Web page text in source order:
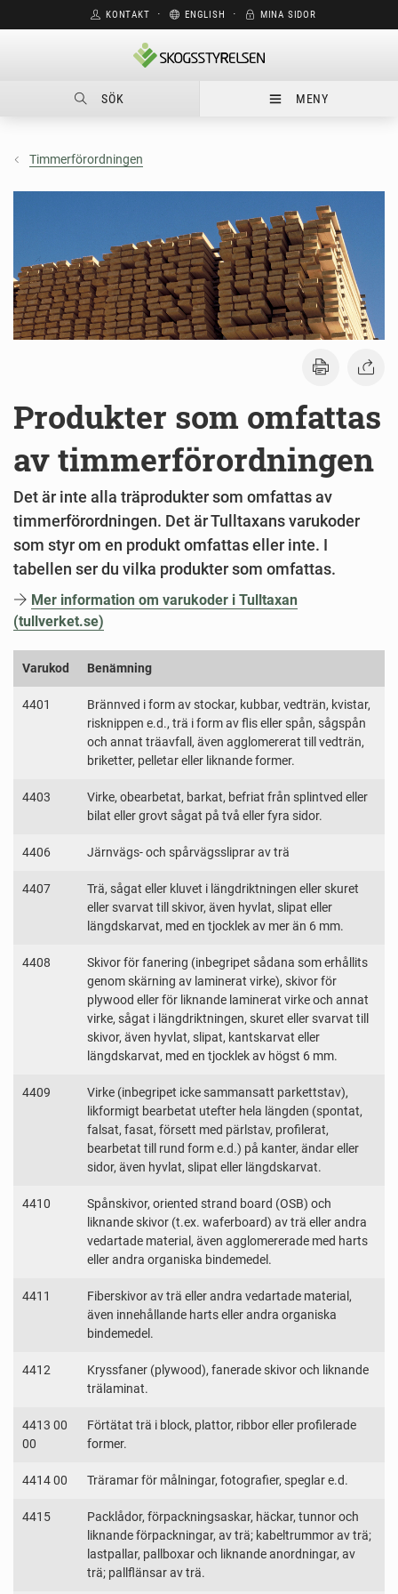
KONTAKT ⋅ ENGLISH ⋅ MINA SIDOR
SÖK MENY
Timmerförordningen
Produkter som omfattas
av timmerförordningen
Det är inte alla träprodukter som omfattas av
timmerförordningen. Det är Tulltaxans varukoder
som styr om en produkt omfattas eller inte. I
tabellen ser du vilka produkter som omfattas.
Mer information om varukoder i Tulltaxan
(tullverket.se)
Varukod Benämning
4401
Brännved i form av stockar, kubbar, vedträn, kvistar,
risknippen e.d., trä i form av flis eller spån, sågspån
och annat träavfall, även agglomererat till vedträn,
briketter, pelletar eller liknande former.
4403
Virke, obearbetat, barkat, befriat från splintved eller
bilat eller grovt sågat på två eller fyra sidor.
4406 Järnvägs- och spårvägssliprar av trä
4407
Trä, sågat eller kluvet i längdriktningen eller skuret
eller svarvat till skivor, även hyvlat, slipat eller
längdskarvat, med en tjocklek av mer än 6 mm.
4408
Skivor för fanering (inbegripet sådana som erhållits
genom skärning av laminerat virke), skivor för
plywood eller för liknande laminerat virke och annat
virke, sågat i längdriktningen, skuret eller svarvat till
skivor, även hyvlat, slipat, kantskarvat eller
längdskarvat, med en tjocklek av högst 6 mm.
4409
Virke (inbegripet icke sammansatt parkettstav),
likformigt bearbetat utefter hela längden (spontat,
falsat, fasat, försett med pärlstav, profilerat,
bearbetat till rund form e.d.) på kanter, ändar eller
sidor, även hyvlat, slipat eller längdskarvat.
4410
Spånskivor, oriented strand board (OSB) och
liknande skivor (t.ex. waferboard) av trä eller andra
vedartade material, även agglomererade med harts
eller andra organiska bindemedel.
4411
Fiberskivor av trä eller andra vedartade material,
även innehållande harts eller andra organiska
bindemedel.
4412
Kryssfaner (plywood), fanerade skivor och liknande
trälaminat.
4413 00
00
Förtätat trä i block, plattor, ribbor eller profilerade
former.
4414 00 Träramar för målningar, fotografier, speglar e.d.
4415
Packlådor, förpackningsaskar, häckar, tunnor och
liknande förpackningar, av trä; kabeltrummor av trä;
lastpallar, pallboxar och liknande anordningar, av
trä; pallflänsar av trä.